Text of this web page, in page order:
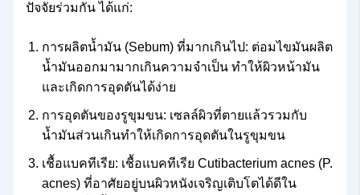
ปัจจัยร่วมกัน ได้แก่:
การผลิตน้ำมัน (Sebum) ที่มากเกินไป: ต่อมไขมันผลิต
น้ำมันออกมามากเกินความจำเป็น ทำให้ผิวหน้ามัน
และเกิดการอุดตันได้ง่าย
การอุดตันของรูขุมขน: เซลล์ผิวที่ตายแล้วรวมกับ
น้ำมันส่วนเกินทำให้เกิดการอุดตันในรูขุมขน
เชื้อแบคทีเรีย: เชื้อแบคทีเรีย Cutibacterium acnes (P.
acnes) ที่อาศัยอยู่บนผิวหนังเจริญเติบโตได้ดีใน